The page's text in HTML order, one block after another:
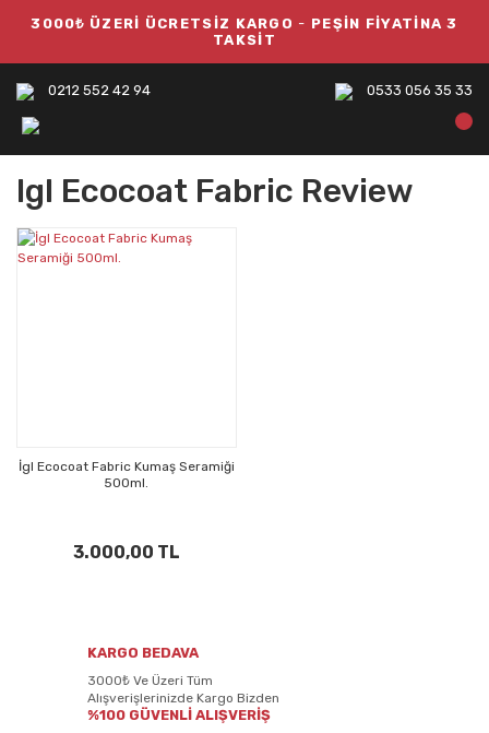
3000₺ ÜZERİ ÜCRETSİZ KARGO - PEŞİN FİYATİNA 3
TAKSİT
0212 552 42 94 0533 056 35 33
Igl Ecocoat Fabric Review
İgl Ecocoat Fabric Kumaş Seramiği
500ml.
3.000,00 TL
KARGO BEDAVA
3000₺ Ve Üzeri Tüm
Alışverişlerinizde Kargo Bizden
%100 GÜVENLİ ALIŞVERİŞ